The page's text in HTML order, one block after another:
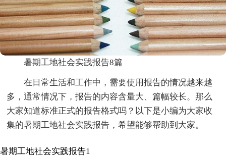
暑期工地社会实践报告8篇
在日常生活和工作中，需要使用报告的情况越来越
多，通常情况下，报告的内容含量大、篇幅较长。那么
大家知道标准正式的报告格式吗？以下是小编为大家收
集的暑期工地社会实践报告，希望能够帮助到大家。
暑期工地社会实践报告1